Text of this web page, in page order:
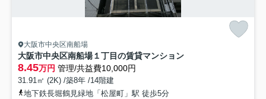
大阪市中央区南船場
大阪市中央区南船場１丁目の賃貸マンション
8.45万円 管理/共益費10,000円
31.91㎡ (2K) /築8年 /14階建
地下鉄長堀鶴見緑地「松屋町」駅 徒歩5分